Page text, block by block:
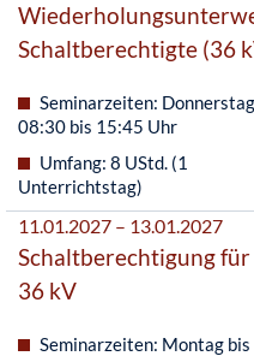
Schaltberechtigte (36
Seminarzeiten:
08:30 bis 15:45 Uhr
Umfang: 8 UStd. (1
Unterrichtstag)
11.01.2027 – 13.01.2027
Schaltberechtigung
36 kV
Seminarzeiten: Montag bis